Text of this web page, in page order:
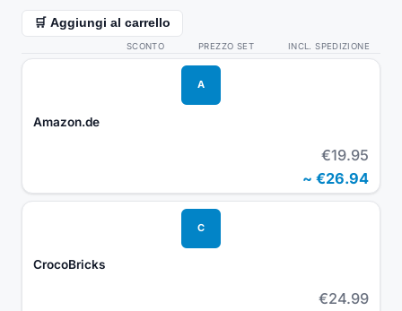
🛒 Aggiungi al carrello
SCONTO PREZZO SET INCL. SPEDIZIONE
A
Amazon.de
€19.95
~ €26.94
C
CrocoBricks
€24.99